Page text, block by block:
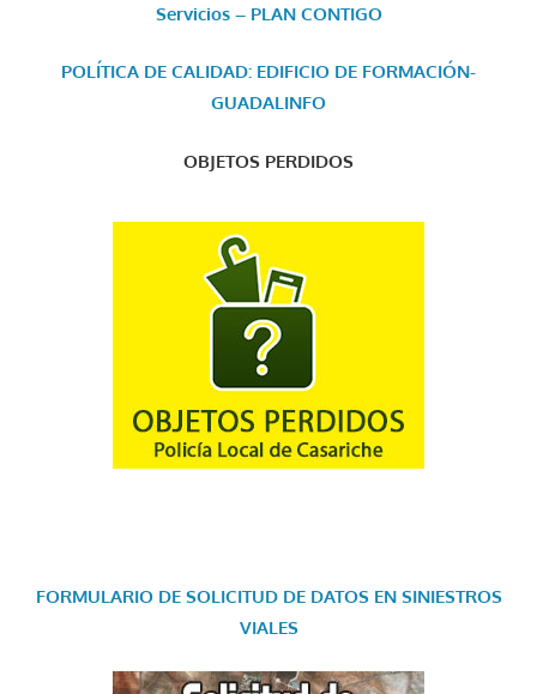
Servicios – PLAN CONTIGO
POLÍTICA DE CALIDAD: EDIFICIO DE FORMACIÓN-
GUADALINFO
OBJETOS PERDIDOS
FORMULARIO DE SOLICITUD DE DATOS EN SINIESTROS
VIALES